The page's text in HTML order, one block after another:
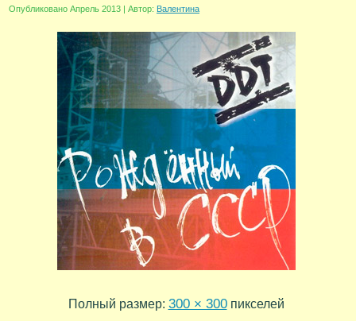
Опубликовано Апрель 2013 | Автор: Валентина
Полный размер: 300 × 300пикселей